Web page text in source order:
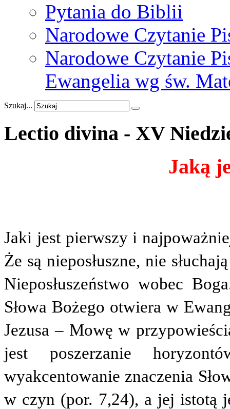
Pytania do Biblii
Narodowe Czytanie
Narodowe Czytanie
Ewangelia wg św.
Szukaj...
Lectio divina - XV
Jaką
Jaki jest pierwszy i
Że są nieposłuszne, nie słuchają
Nieposłuszeństwo wobec
Słowa Bożego otwiera w
Jezusa – Mowę w
jest poszerzanie
wyakcentowanie znaczenia
w czyn (por. 7,24), a jej istotą